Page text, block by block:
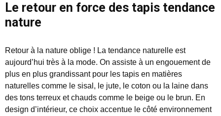
Le retour en force des tapis tendance
nature
Retour à la nature oblige ! La tendance naturelle est
aujourd’hui très à la mode. On assiste à un engouement de
plus en plus grandissant pour les tapis en matières
naturelles comme le sisal, le jute, le coton ou la laine dans
des tons terreux et chauds comme le beige ou le brun. En
design d’intérieur, ce choix accentue le côté environnement